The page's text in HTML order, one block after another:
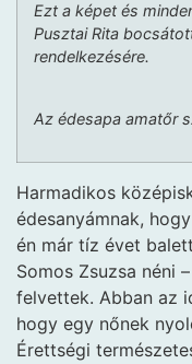
Ezt a képet és
Pusztai Rita
rendelkezésére.
Az édesapa amatőr
Harmadikos
édesanyámnak,
én már tíz évet
Somos Zsuzsa néni
felvettek. Abban az
hogy egy nőnek
Érettségi